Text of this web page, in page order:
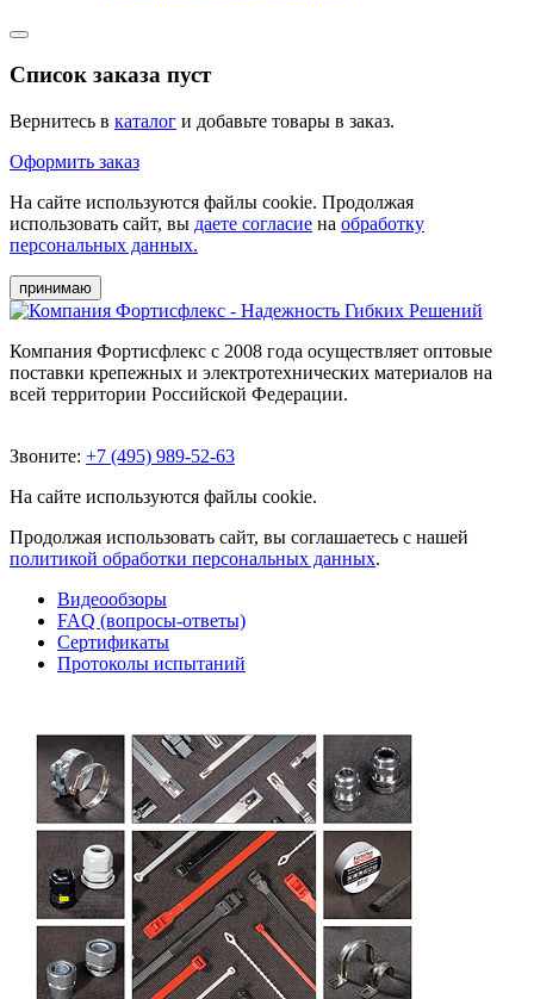
Список заказа пуст
Вернитесь в каталог и добавьте товары в заказ.
Оформить заказ
На сайте используются файлы cookie. Продолжая
использовать сайт, вы даете согласие на обработку
персональных данных.
принимаю
Компания Фортисфлекс с 2008 года осуществляет оптовые
поставки крепежных и электротехнических материалов на
всей территории Российской Федерации.
Звоните: +7 (495) 989-52-63
На сайте используются файлы cookie.
Продолжая использовать сайт, вы соглашаетесь с нашей
политикой обработки персональных данных.
Видеообзоры
FAQ (вопросы-ответы)
Сертификаты
Протоколы испытаний